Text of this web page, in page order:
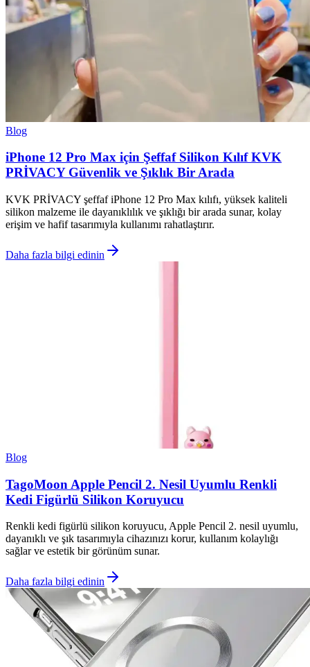
Blog
iPhone 12 Pro Max için Şeffaf Silikon Kılıf KVK
PRİVACY Güvenlik ve Şıklık Bir Arada
KVK PRİVACY şeffaf iPhone 12 Pro Max kılıfı, yüksek kaliteli
silikon malzeme ile dayanıklılık ve şıklığı bir arada sunar, kolay
erişim ve hafif tasarımıyla kullanımı rahatlaştırır.
Daha fazla bilgi edinin
Blog
TagoMoon Apple Pencil 2. Nesil Uyumlu Renkli
Kedi Figürlü Silikon Koruyucu
Renkli kedi figürlü silikon koruyucu, Apple Pencil 2. nesil uyumlu,
dayanıklı ve şık tasarımıyla cihazınızı korur, kullanım kolaylığı
sağlar ve estetik bir görünüm sunar.
Daha fazla bilgi edinin